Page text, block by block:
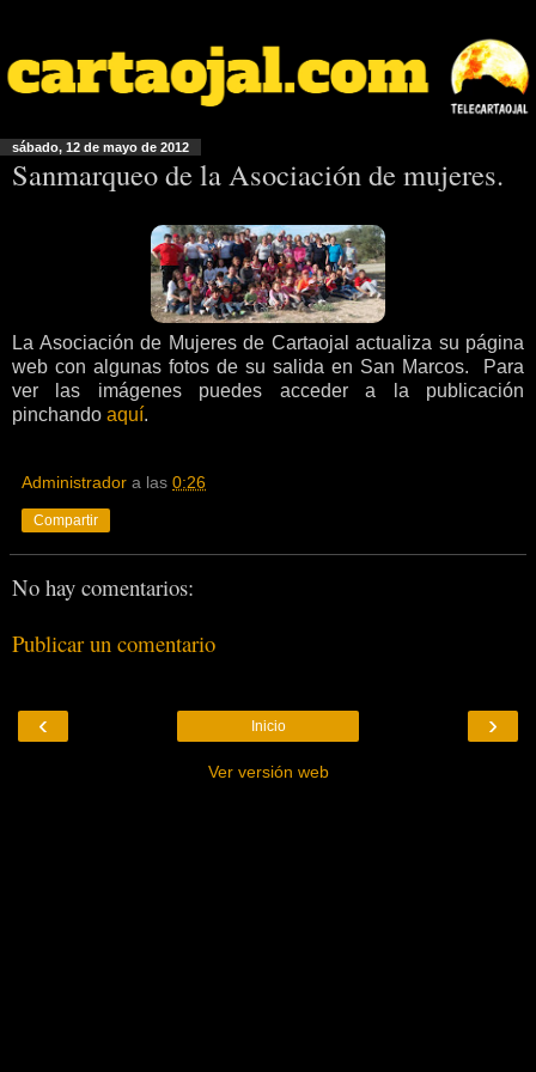
sábado, 12 de mayo de 2012
Sanmarqueo de la Asociación de mujeres.
La Asociación de Mujeres de Cartaojal actualiza su página
web con algunas fotos de su salida en San Marcos. Para
ver las imágenes puedes acceder a la publicación
pinchando aquí.
Administrador a las 0:26
Compartir
No hay comentarios:
Publicar un comentario
‹ ›
Inicio
Ver versión web